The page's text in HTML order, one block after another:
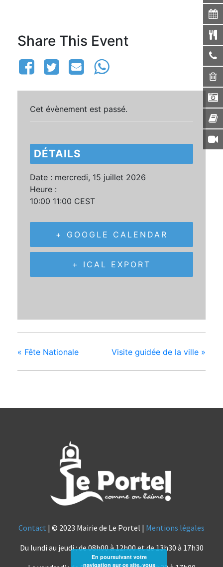
Share This Event
Cet évènement est passé.
DÉTAILS
Date : mercredi, 15 juillet 2026
Heure :
10:00 11:00 CEST
+ GOOGLE CALENDAR
+ ICAL EXPORT
« Fête Nationale Visite guidée de la ville »
Contact | © 2023 Mairie de Le Portel | Mentions légales
Du lundi au jeudi : de 08h00 à 12h00 et de 13h30 à 17h30
En poursuivant votre
navigation sur ce site, vous